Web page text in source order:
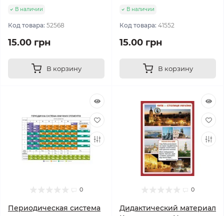
В наличии
Код товара: 52568
15.00 грн
В корзину
В наличии
Код товара: 41552
15.00 грн
В корзину
0
Периодическая система
0
Дидактический материал